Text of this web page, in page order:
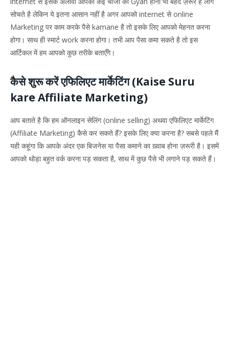
सोचते है लेकिन ये इतना आसान नहीं है अगर आपको internet से online
Marketing पर काम करके पैसे kamane है तो इसके लिए आपको मेहनत करना
होगा। साथ ही स्मार्ट work करना होगा। तभी आप पैसा कमा सकते है तो इस
आर्टिकल में हम आपको कुछ तरीके बताएँगे।
कैसे शुरू करें एफिलिएट मार्केटिंग (Kaise Suru
kare Affiliate Marketing)
आप बताते है कि हम ऑनलाइन सेलिंग (online selling) अथवा एफिलिएट मार्केटिंग
(Affiliate Marketing) कैसे कर सकते हैं? इसके लिए क्या करना है? सबसे पहले मैं
यही कहूंगा कि आपके अंदर एक बिजनेस या पैसा कमाने का ख़्वाब होना ज़रूरी है। इसमें
आपको थोड़ा बहुत वर्क करना पड़ सकता है, साथ में कुछ पैसे भी लगाने पड़ सकते हैं।